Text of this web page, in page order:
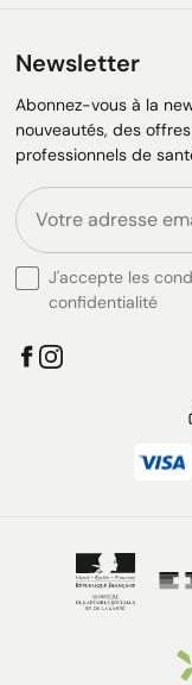
Newsletter
Abonnez-vous à la
nouveautés, des
professionnels de
J'accepte les
confidentialité